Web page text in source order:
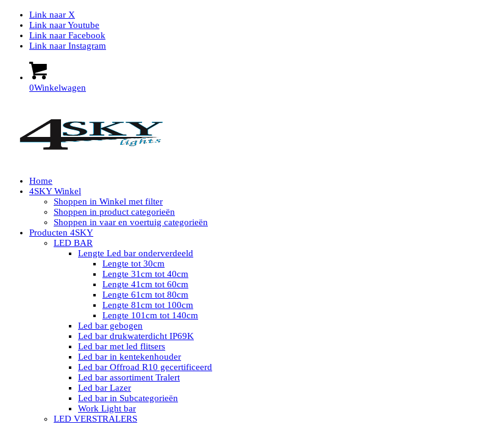
Link naar X
Link naar Youtube
Link naar Facebook
Link naar Instagram
0Winkelwagen
Home
4SKY Winkel
Shoppen in Winkel met filter
Shoppen in product categorieën
Shoppen in vaar en voertuig categorieën
Producten 4SKY
LED BAR
Lengte Led bar onderverdeeld
Lengte tot 30cm
Lengte 31cm tot 40cm
Lengte 41cm tot 60cm
Lengte 61cm tot 80cm
Lengte 81cm tot 100cm
Lengte 101cm tot 140cm
Led bar gebogen
Led bar drukwaterdicht IP69K
Led bar met led flitsers
Led bar in kentekenhouder
Led bar Offroad R10 gecertificeerd
Led bar assortiment Tralert
Led bar Lazer
Led bar in Subcategorieën
Work Light bar
LED VERSTRALERS